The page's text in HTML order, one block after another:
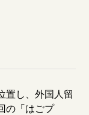
置し、外国人留
の「はごプ